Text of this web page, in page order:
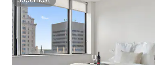
Superhost